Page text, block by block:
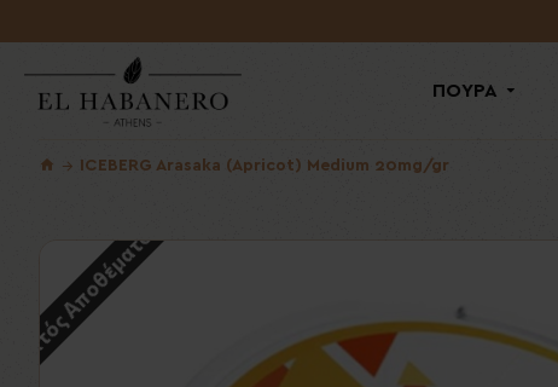
ΠΟΥΡΑ
ICEBERG Arasaka (Apricot) Medium 20mg/gr
Εκτός Αποθέματος